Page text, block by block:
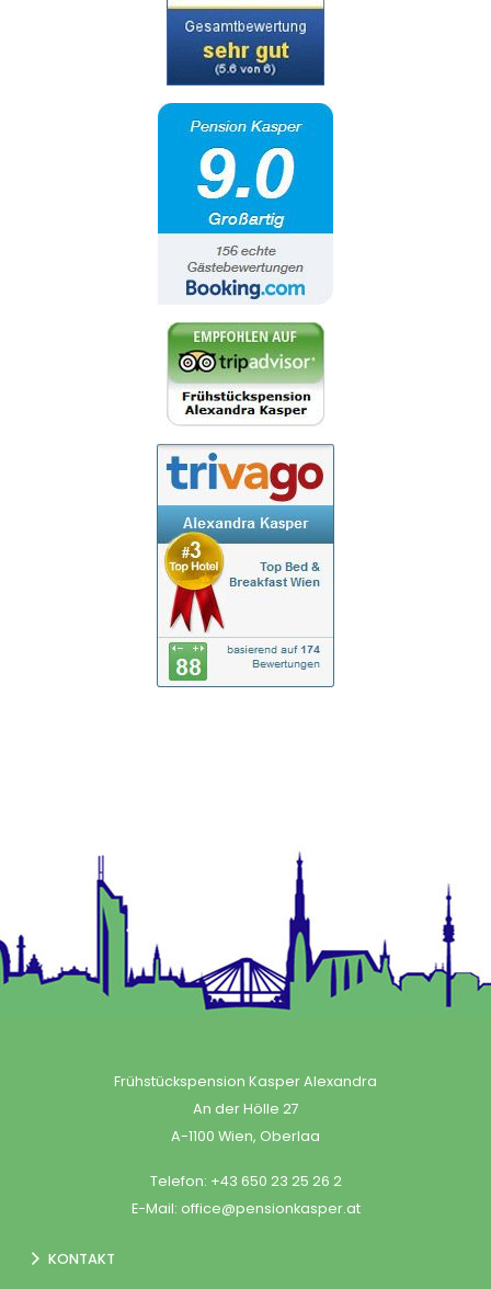
Frühstückspension Kasper Alexandra
An der Hölle 27
A-1100 Wien, Oberlaa
Telefon: +43 650 23 25 26 2
E-Mail: office@pensionkasper.at
KONTAKT